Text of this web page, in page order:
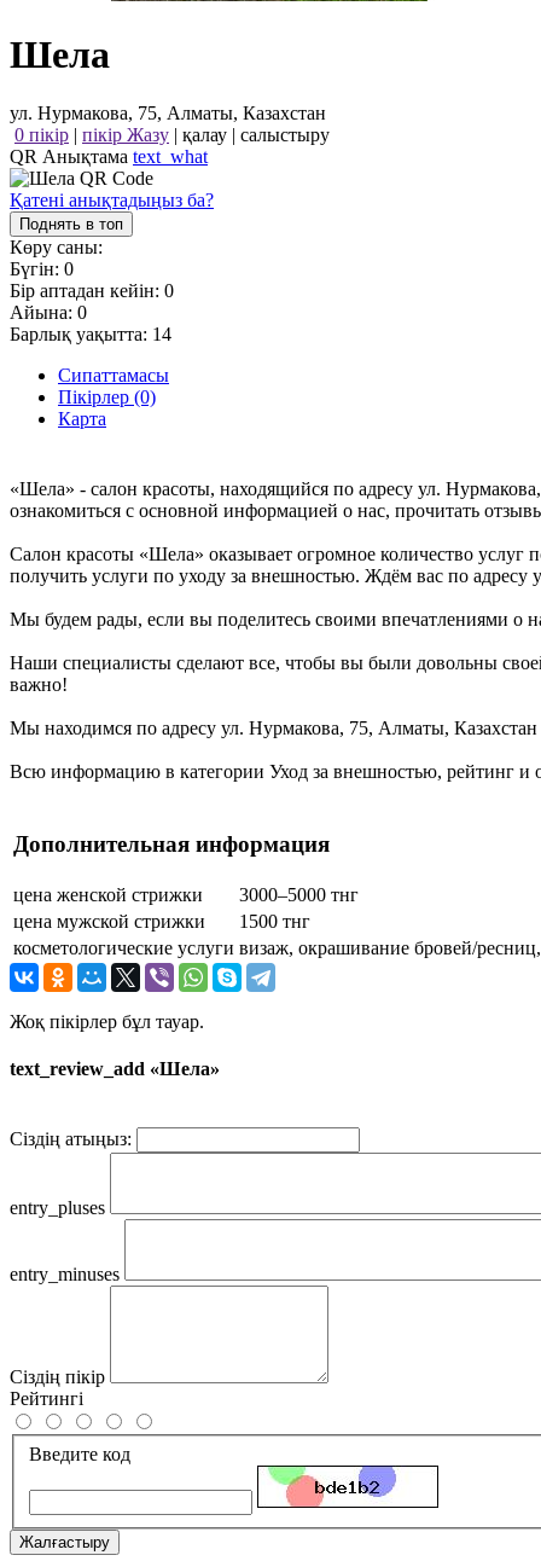
Шела
ул. Нурмакова, 75, Алматы, Казахстан
0 пікір | пікір Жазу | қалау | салыстыру
QR Анықтама text_what
Қатені анықтадыңыз ба?
Поднять в топ
Көру саны:
Бүгін: 0
Бір аптадан кейін: 0
Айына: 0
Барлық уақытта: 14
Сипаттамасы
Пікірлер (0)
Карта
«Шела» - салон красоты, находящийся по адресу ул.
ознакомиться с основной информацией о нас, прочитать
Салон красоты «Шела» оказывает огромное количество
получить услуги по уходу за внешностью. Ждём вас по
Мы будем рады, если вы поделитесь своими впечатлениями о
Наши специалисты сделают все, чтобы вы были довольны
важно!
Мы находимся по адресу ул. Нурмакова, 75, Алматы,
Всю информацию в категории Уход за внешностью, рейтинг и
Дополнительная информация
цена женской стрижки
3000–5000 тнг
цена мужской стрижки
1500 тнг
косметологические услуги визаж, окрашивание бровей/
Жоқ пікірлер бұл тауар.
text_review_add «Шела»
Сіздің атыңыз:
entry_pluses
entry_minuses
Сіздің пікір
Рейтингі
Введите код
Жалғастыру